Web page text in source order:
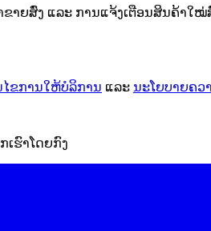
າຍສົ່ງ ແລະ ການແຈ້ງເຕືອນສິນຄ້າໃໝ່
ໄຂການໃຫ້ບໍລິການ ແລະ ນະໂຍບາຍຄວ
ເຮົາໂດຍກົງ